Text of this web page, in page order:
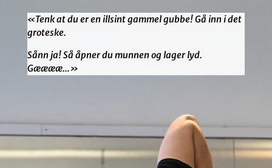
«Tenk at du er en illsint gammel gubbe! Gå inn i det
groteske.
Sånn ja! Så åpner du munnen og lager lyd.
Gææææ…»